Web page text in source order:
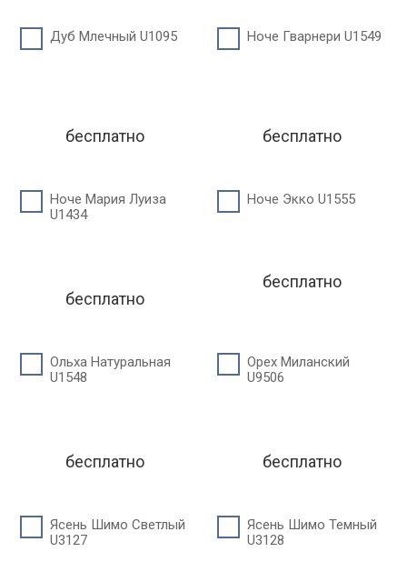
Дуб Млечный U1095
бесплатно
Ноче Гварнери U1549
бесплатно
Ноче Мария Луиза
U1434
бесплатно
Ноче Экко U1555
бесплатно
Ольха Натуральная
U1548
бесплатно
Орех Миланский
U9506
бесплатно
Ясень Шимо Светлый
U3127
Ясень Шимо Темный
U3128